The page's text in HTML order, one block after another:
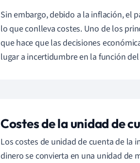
Sin embargo, debido a la inflación, el
lo que conlleva costes. Uno de los
que hace que las decisiones
lugar a incertidumbre en la función
Costes de la unidad de
Los costes de unidad de cuenta de la
dinero se convierta en una unidad de